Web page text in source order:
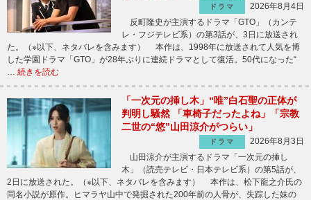
ドラマ
2026年8月4日
反町隆史が主演するドラマ「GTO」（カンテ
レ・フジテレビ系）の第3話が、3日に放送され
た。（※以下、ネタバレを含みます） 本作は、1998年に放送されて人気を博
した学園ドラマ「GTO」が28年ぶりに連続ドラマとして復活。50代になった“
続きを読む
「一次元の挿し木」“唯”白石聖の正体が
判明し騒然 「車椅子だったよね」「宗教
二世の“悠”山田涼介がつらい」
ドラマ
2026年8月3日
山田涼介が主演するドラマ「一次元の挿し
木」（読売テレビ・日本テレビ系）の第5話が、
2日に放送された。（※以下、ネタバレを含みます） 本作は、松下龍之介氏の
同名小説が原作。ヒマラヤ山中で発掘された200年前の人骨が、失踪した妹の